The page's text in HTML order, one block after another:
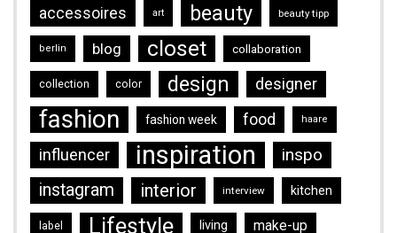
accessoires art beauty beauty tipp
berlin blog closet collaboration
collection color design designer
fashion fashion week food haare
influencer inspiration
inspo
instagram
interior interview kitchen
label Lifestyle living make-up